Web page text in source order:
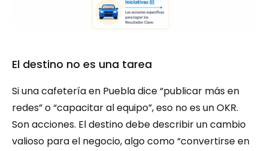
El destino no es una tarea
Si una cafetería en Puebla dice “publicar más en
redes” o “capacitar al equipo”, eso no es un OKR.
Son acciones. El destino debe describir un cambio
valioso para el negocio, algo como “convertirse en